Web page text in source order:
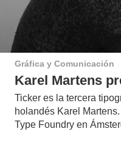
Gráfica y Comunicación
Karel Martens
Ticker es la tercera
holandés Karel
Type Foundry en